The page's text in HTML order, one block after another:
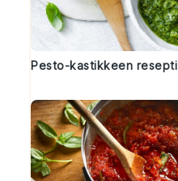
Pesto-kastikkeen resepti